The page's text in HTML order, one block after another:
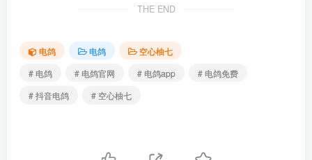
THE END
电鸽 电鸽
空心柚七
# 电鸽
# 电鸽官网 # 电鸽app
# 电鸽免费
# 抖音电鸽
# 空心柚七